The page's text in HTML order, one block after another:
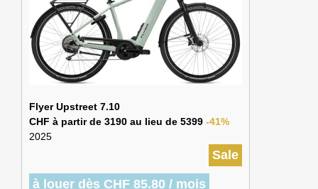
Flyer Upstreet 7.10
CHF à partir de 3190 au lieu de 5399 -41%
2025
Sale
à louer dès CHF 85.80 / mois